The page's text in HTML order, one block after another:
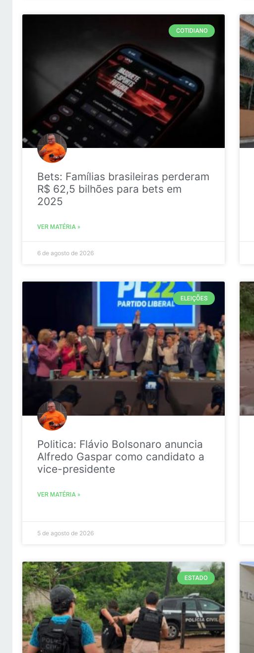
COTIDIANO
Bets: Famílias brasileiras perderam
R$ 62,5 bilhões para bets em
2025
VER MATÉRIA »
6 de agosto de 2026
ELEIÇÕES
Politica: Flávio Bolsonaro anuncia
Alfredo Gaspar como candidato a
vice-presidente
VER MATÉRIA »
5 de agosto de 2026
ESTADO